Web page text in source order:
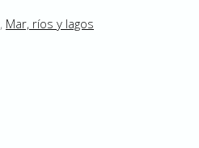
, Mar, ríos y lagos